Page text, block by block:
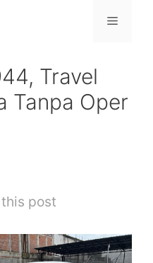
Menu
Travel
Tanpa Oper
post